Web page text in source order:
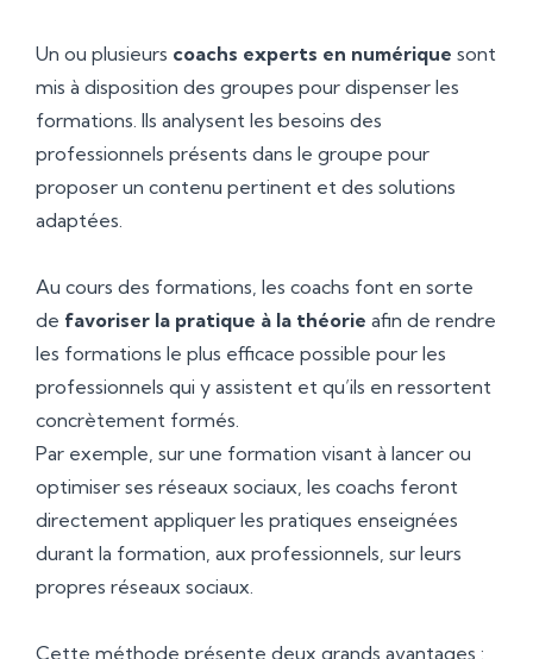
Un ou plusieurs coachs experts en numérique sont
mis à disposition des groupes pour dispenser les
formations. Ils analysent les besoins des
professionnels présents dans le groupe pour
proposer un contenu pertinent et des solutions
adaptées.
Au cours des formations, les coachs font en sorte
de favoriser la pratique à la théorie afin de rendre
les formations le plus efficace possible pour les
professionnels qui y assistent et qu’ils en ressortent
concrètement formés.
Par exemple, sur une formation visant à lancer ou
optimiser ses réseaux sociaux, les coachs feront
directement appliquer les pratiques enseignées
durant la formation, aux professionnels, sur leurs
propres réseaux sociaux.
Cette méthode présente deux grands avantages :